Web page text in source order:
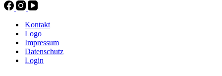
Kontakt
Logo
Impressum
Datenschutz
Login